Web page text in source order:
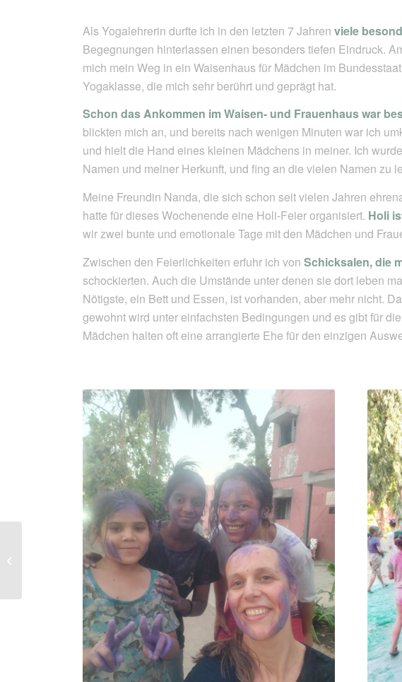
Als Yogalehrerin durfte ich in den letzten 7 Jahrenviele
Begegnungen hinterlassen einen besonders tiefen Eindruck.
mich mein Weg in ein Waisenhaus für Mädchen im
Yogaklasse, die mich sehr berührt und geprägt hat.
Schon das Ankommen im Waisen- und Frauenhaus war
blickten mich an, und bereits nach wenigen Minuten war ich
und hielt die Hand eines kleinen Mädchens in meiner. Ich
Namen und meiner Herkunft, und fing an die vielen Namen zu
Meine Freundin Nanda, die sich schon seit vielen Jahren
hatte für dieses Wochenende eine Holi-Feier organisiert. Holi
wir zwei bunte und emotionale Tage mit den Mädchen und
Zwischen den Feierlichkeiten erfuhr ich vonSchicksalen, die
schockierten. Auch die Umstände unter denen sie dort leben
Nötigste, ein Bett und Essen, ist vorhanden, aber mehr nicht.
gewohnt wird unter einfachsten Bedingungen und es gibt für
Mädchen halten oft eine arrangierte Ehe für den einzigen
Die ideale Yogakleidung
– weit oder eng?